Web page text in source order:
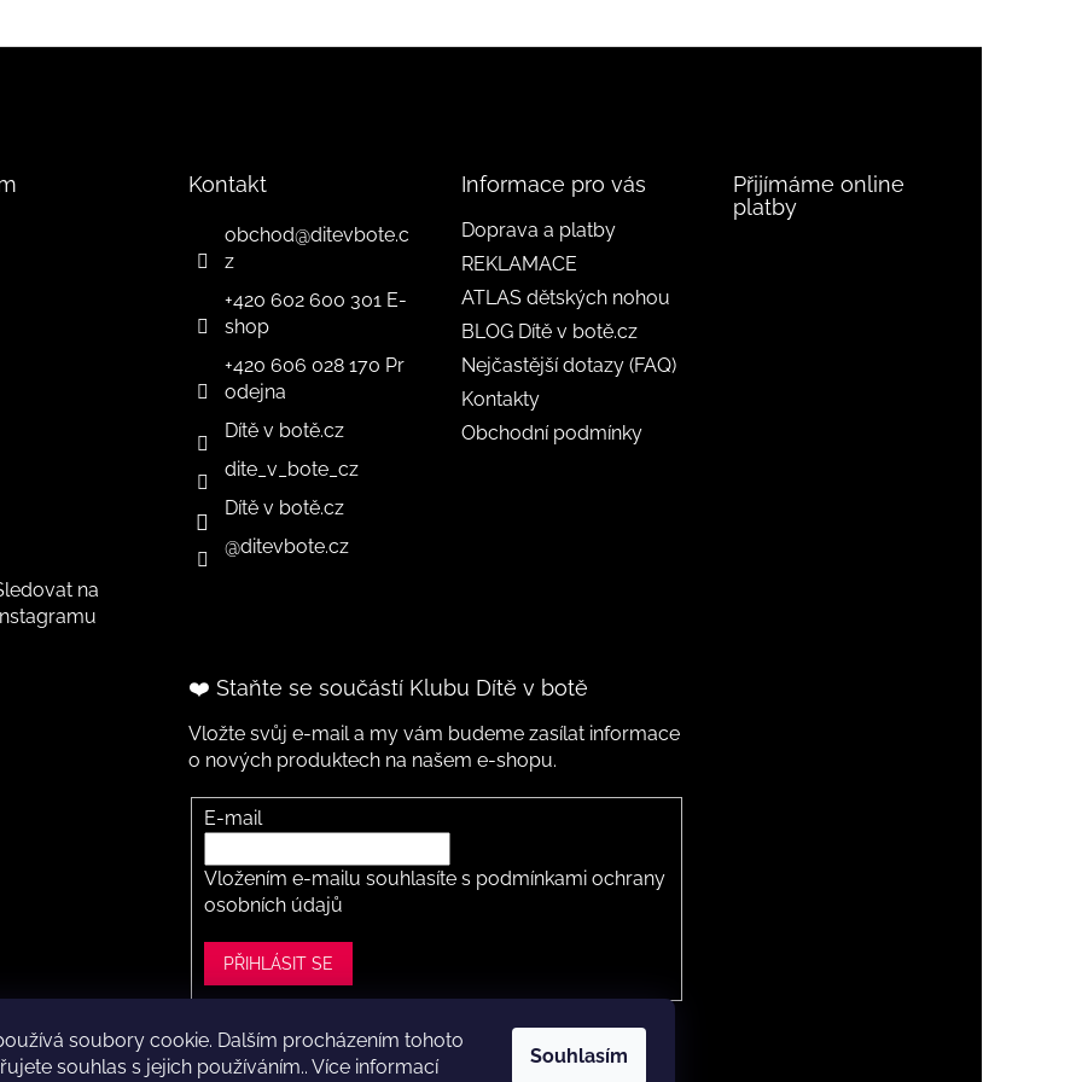
soubory cookie. Dalším procházením tohoto
souhlas s jejich používáním.. Více informací
Souhlasím
na
Kontakt
obchod@ditevbote.c
z
+420 602 600 301 E-
shop
+420 606 028 170 Pr
odejna
Dítě v botě.cz
dite_v_bote_cz
Dítě v botě.cz
@ditevbote.cz
Informace pro vás
Doprava a platby
REKLAMACE
ATLAS dětských nohou
BLOG Dítě v botě.cz
Nejčastější dotazy (FAQ)
Kontakty
Obchodní podmínky
Přijímáme online
platby
❤️ Staňte se součástí Klubu Dítě v botě
Vložte svůj e-mail a my vám budeme zasílat informace
o nových produktech na našem e-shopu.
E-mail
Vložením e-mailu souhlasíte s podmínkami ochrany
osobních údajů
PŘIHLÁSIT SE
2026 Dítě v botě .cz . Všechna práva vyhrazena. Upravit nastavení cookies